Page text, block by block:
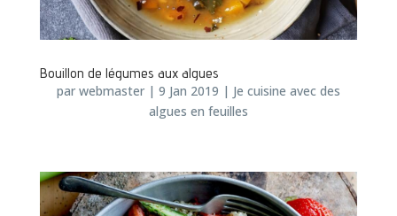
Bouillon de légumes aux algues
par webmaster| 9 Jan 2019 | Je cuisine avec des
algues en feuilles